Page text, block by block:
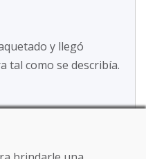
y llegó
tal como se describía.